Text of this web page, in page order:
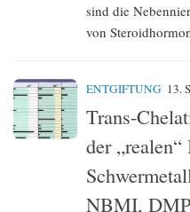
sind die
von
ENTGIFTUNG 13.
Trans-
der
NBMI,